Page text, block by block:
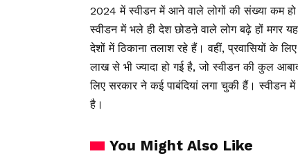
2024 में स्वीडन में आने वाले लोगों की संख्या कम
स्वीडन में भले ही देश छोडऩे वाले लोग बढ़े हों मगर
देशों में ठिकाना तलाश रहे हैं। वहीं, प्रवासियों के
लाख से भी ज्यादा हो गई है, जो स्वीडन की कुल
लिए सरकार ने कई पाबंदियां लगा चुकी हैं। स्वीडन में
है।
You Might Also Like